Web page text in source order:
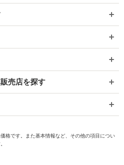
売店を探す
格です。また基本情報など、その他の項目につい